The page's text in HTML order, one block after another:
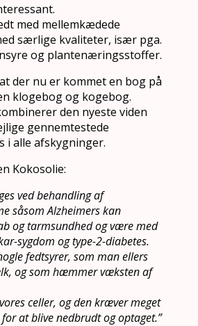
med mellemkædede
særlige kvaliteter, især pga.
og plantenæringsstoffer.
der nu er kommet en bog på
klogebog og kogebog.
den nyeste viden
gennemtestede
i alle afskygninger.
Kokosolie:
ved behandling af
såsom Alzheimers kan
og tarmsundhed og være med
sygdom og type-2-diabetes.
fedtsyrer, som man ellers
og som hæmmer væksten af
celler, og den kræver meget
at blive nedbrudt og optaget.”